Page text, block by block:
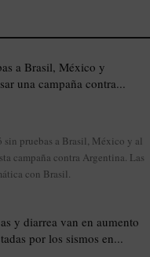
a Brasil, México y
una campaña contra...
pruebas a Brasil, México y al
campaña contra Argentina. Las
con Brasil.
y diarrea van en aumento
por los sismos en...